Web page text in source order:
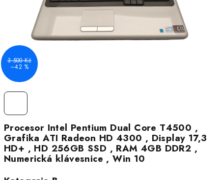
Procesor Intel Pentium Dual Core T4500 ,
Grafika ATI Radeon HD 4300 , Display 17,3
HD+ , HD 256GB SSD , RAM 4GB DDR2 ,
Numerická klávesnice , Win 10
3 500 Kč
–42 %